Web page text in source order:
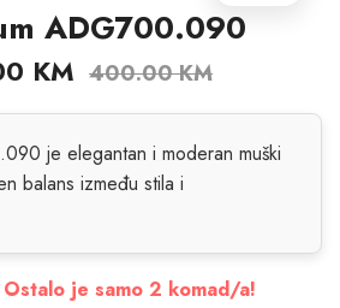
ADG700.090
KM 400.00KM
je elegantan i moderan muški
balans između stila i
Ostalo je samo 2 komad/a!